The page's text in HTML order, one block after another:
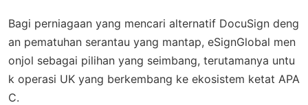
Bagi perniagaan yang mencari alternatif DocuSign deng
an pematuhan serantau yang mantap, eSignGlobal men
onjol sebagai pilihan yang seimbang, terutamanya untu
k operasi UK yang berkembang ke ekosistem ketat APA
C.